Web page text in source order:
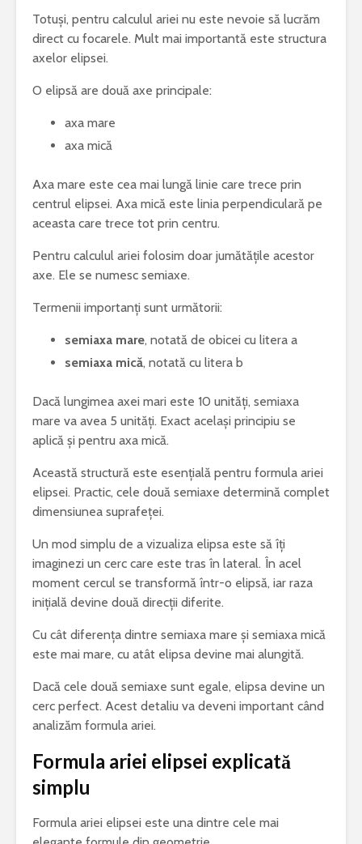
Totuși, pentru calculul ariei nu este nevoie să lucrăm
direct cu focarele. Mult mai importantă este structura
axelor elipsei.
O elipsă are două axe principale:
axa mare
axa mică
Axa mare este cea mai lungă linie care trece prin
centrul elipsei. Axa mică este linia perpendiculară pe
aceasta care trece tot prin centru.
Pentru calculul ariei folosim doar jumătățile acestor
axe. Ele se numesc semiaxe.
Termenii importanți sunt următorii:
semiaxa mare, notată de obicei cu litera a
semiaxa mică, notată cu litera b
Dacă lungimea axei mari este 10 unități, semiaxa
mare va avea 5 unități. Exact același principiu se
aplică și pentru axa mică.
Această structură este esențială pentru formula ariei
elipsei. Practic, cele două semiaxe determină complet
dimensiunea suprafeței.
Un mod simplu de a vizualiza elipsa este să îți
imaginezi un cerc care este tras în lateral. În acel
moment cercul se transformă într-o elipsă, iar raza
inițială devine două direcții diferite.
Cu cât diferența dintre semiaxa mare și semiaxa mică
este mai mare, cu atât elipsa devine mai alungită.
Dacă cele două semiaxe sunt egale, elipsa devine un
cerc perfect. Acest detaliu va deveni important când
analizăm formula ariei.
Formula ariei elipsei explicată
simplu
Formula ariei elipsei este una dintre cele mai